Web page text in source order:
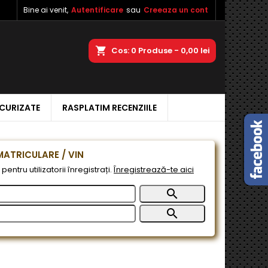
Bine ai venit, Autentificare sau Creeaza un cont
Cos 0 Produse - 0,00 lei
RASPLATIM RECENZIILE
/ VIN
utilizatorii înregistrați. Înregistrează-te aici

